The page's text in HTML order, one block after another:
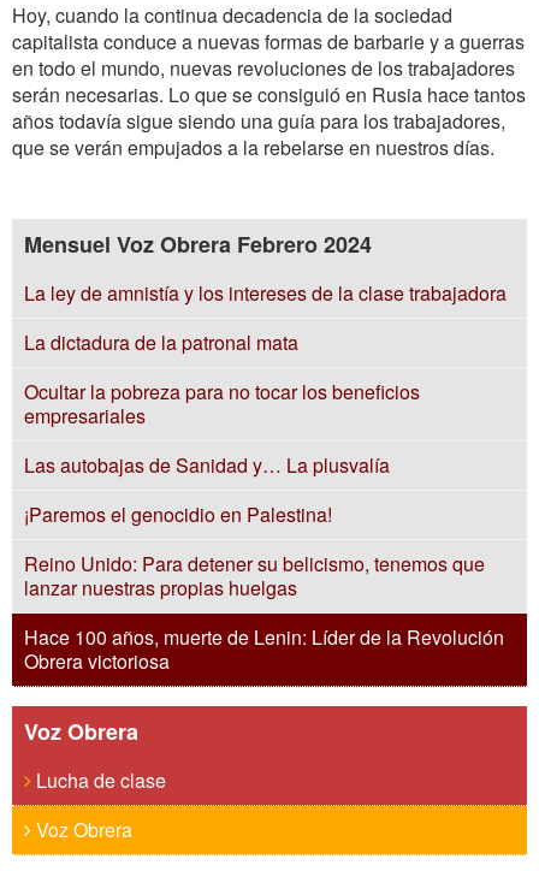
Hoy, cuando la continua decadencia de la sociedad
capitalista conduce a nuevas formas de barbarie y a guerras
en todo el mundo, nuevas revoluciones de los trabajadores
serán necesarias. Lo que se consiguió en Rusia hace tantos
años todavía sigue siendo una guía para los trabajadores,
que se verán empujados a la rebelarse en nuestros días.
Mensuel Voz Obrera Febrero 2024
La ley de amnistía y los intereses de la clase trabajadora
La dictadura de la patronal mata
Ocultar la pobreza para no tocar los beneficios
empresariales
Las autobajas de Sanidad y… La plusvalía
¡Paremos el genocidio en Palestina!
Reino Unido: Para detener su belicismo, tenemos que
lanzar nuestras propias huelgas
Hace 100 años, muerte de Lenin: Líder de la Revolución
Obrera victoriosa
Voz Obrera
Lucha de clase
Voz Obrera